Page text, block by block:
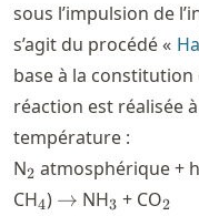
sous l’impulsion de
s’agit du procédé «
base à la constitution
réaction est réalisée
température :
N_2
2 atmosphérique +
CH_4
4) \rightarrow
→ NH_3
3 + CO_2
2